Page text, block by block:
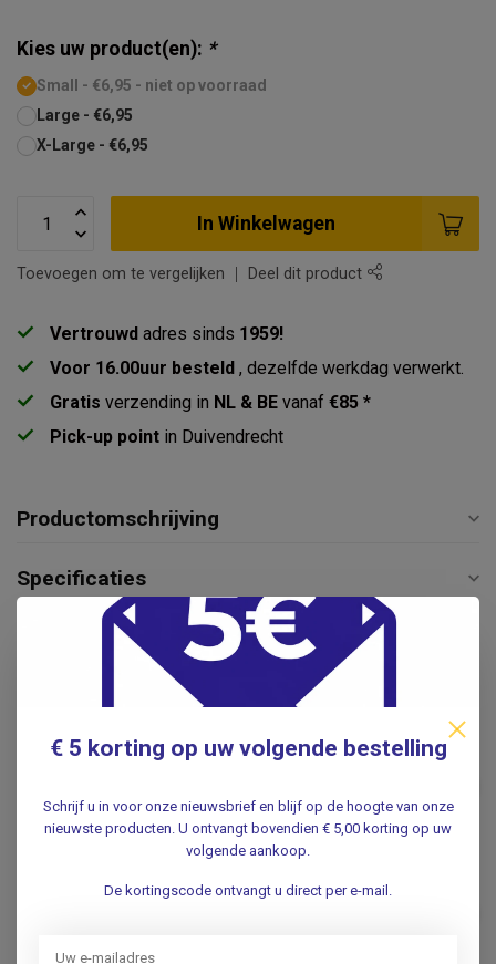
Kies uw product(en): *
Small - €6,95 - niet op voorraad
Large - €6,95
X-Large - €6,95
In Winkelwagen
Toevoegen om te vergelijken Deel dit product
Vertrouwd adres sinds 1959!
Voor 16.00uur besteld , dezelfde werkdag verwerkt.
Gratis verzending in NL & BE vanaf €85 *
Pick-up point in Duivendrecht
Productomschrijving
Specificaties
Nitril "Soft" Handschoenen
.
Hartmann Peha-soft Nitril
.
€ 5 korting op uw volgende bestelling
Schrijf u in voor onze nieuwsbrief en blijf op de hoogte van onze
nieuwste producten. U ontvangt bovendien € 5,00 korting op uw
volgende aankoop.
De kortingscode ontvangt u direct per e-mail.